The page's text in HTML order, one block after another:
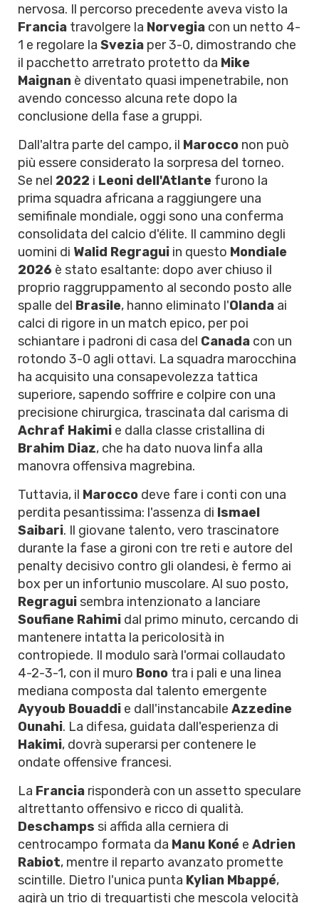
nervosa. Il percorso precedente aveva visto la
Francia travolgere la Norvegia con un netto 4-
1 e regolare la Svezia per 3-0, dimostrando che
il pacchetto arretrato protetto da Mike
Maignan è diventato quasi impenetrabile, non
avendo concesso alcuna rete dopo la
conclusione della fase a gruppi.
Dall'altra parte del campo, il Marocco non può
più essere considerato la sorpresa del torneo.
Se nel 2022 i Leoni dell'Atlante furono la
prima squadra africana a raggiungere una
semifinale mondiale, oggi sono una conferma
consolidata del calcio d'élite. Il cammino degli
uomini di Walid Regragui in questo Mondiale
2026 è stato esaltante: dopo aver chiuso il
proprio raggruppamento al secondo posto alle
spalle del Brasile, hanno eliminato l'Olanda ai
calci di rigore in un match epico, per poi
schiantare i padroni di casa del Canada con un
rotondo 3-0 agli ottavi. La squadra marocchina
ha acquisito una consapevolezza tattica
superiore, sapendo soffrire e colpire con una
precisione chirurgica, trascinata dal carisma di
Achraf Hakimi e dalla classe cristallina di
Brahim Diaz, che ha dato nuova linfa alla
manovra offensiva magrebina.
Tuttavia, il Marocco deve fare i conti con una
perdita pesantissima: l'assenza di Ismael
Saibari. Il giovane talento, vero trascinatore
durante la fase a gironi con tre reti e autore del
penalty decisivo contro gli olandesi, è fermo ai
box per un infortunio muscolare. Al suo posto,
Regragui sembra intenzionato a lanciare
Soufiane Rahimi dal primo minuto, cercando di
mantenere intatta la pericolosità in
contropiede. Il modulo sarà l'ormai collaudato
4-2-3-1, con il muro Bono tra i pali e una linea
mediana composta dal talento emergente
Ayyoub Bouaddi e dall'instancabile Azzedine
Ounahi. La difesa, guidata dall'esperienza di
Hakimi, dovrà superarsi per contenere le
ondate offensive francesi.
La Francia risponderà con un assetto speculare
altrettanto offensivo e ricco di qualità.
Deschamps si affida alla cerniera di
centrocampo formata da Manu Koné e Adrien
Rabiot, mentre il reparto avanzato promette
scintille. Dietro l'unica punta Kylian Mbappé,
agirà un trio di trequartisti che mescola velocità